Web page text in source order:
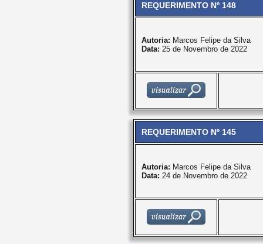
REQUERIMENTO Nº 148
Autoria: Marcos Felipe da Silva
Data: 25 de Novembro de 2022
REQUERIMENTO Nº 145
Autoria: Marcos Felipe da Silva
Data: 24 de Novembro de 2022